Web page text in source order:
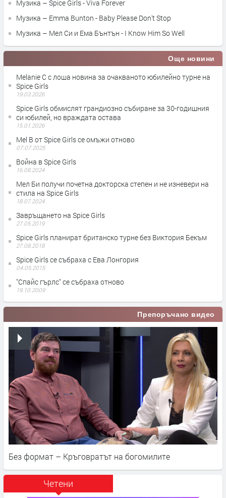
Музика – Spice Girls - Viva Forever
Музика – Emma Bunton - Baby Please Don't Stop
Музика – Мел Cи и Ема Бънтън - I Know Him So Well
Още новини
Melanie C с лоша новина за очакваното юбилейно турне на
Spice Girls
19.03.2026
Spice Girls обмислят грандиозно събиране за 30-годишния
си юбилей, но враждата остава
15.01.2026
Mel B от Spice Girls се омъжи отново
07.07.2025
Война в Spice Girls
16.08.2024
Мел Би получи почетна докторска степен и не изневери на
стила на Spice Girls
18.07.2024
Завръщането на Spice Girls
27.05.2019
Spice Girls планират британско турне без Виктория Бекъм
27.08.2018
Spice Girls се събраха с Ева Лонгория
04.05.2015
"Спайс гърлс" се събраха отново
19.10.2009
Препоръчано видео
Без формат – Кръговратът на богомилите
Четени